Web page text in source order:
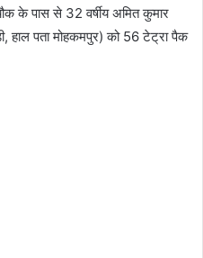
के पास से 32 वर्षीय अमित कुमार
हाल पता मोहकमपुर) को 56 टेट्रा पैक